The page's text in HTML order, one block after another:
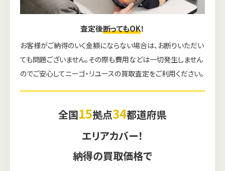
査定後断ってもOK！
お客様がご納得のいく金額にならない場合は、お断りいただい
ても問題ございません。その際も費用などは一切発生しません
のでご安心してニーゴ・リユースの買取査定をご利用ください。
全国15拠点34都道府県
エリアカバー！
納得の買取価格で